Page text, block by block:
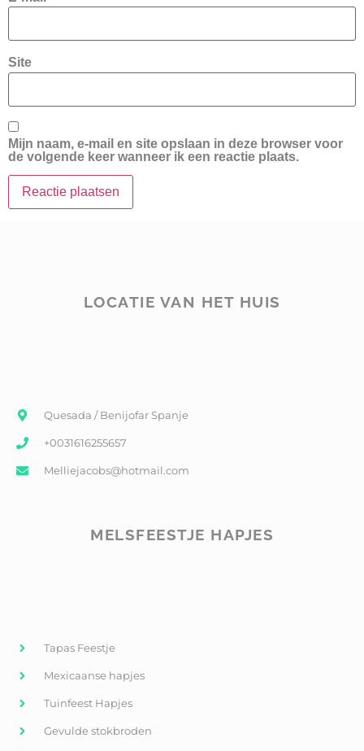
Site
Mijn naam, e-mail en site opslaan in deze browser voor
de volgende keer wanneer ik een reactie plaats.
LOCATIE VAN HET HUIS
Quesada / Benijofar Spanje
+0031616255657
Melliejacobs@hotmail.com
MELSFEESTJE HAPJES
Tapas Feestje
Mexicaanse hapjes
Tuinfeest Hapjes
Gevulde stokbroden